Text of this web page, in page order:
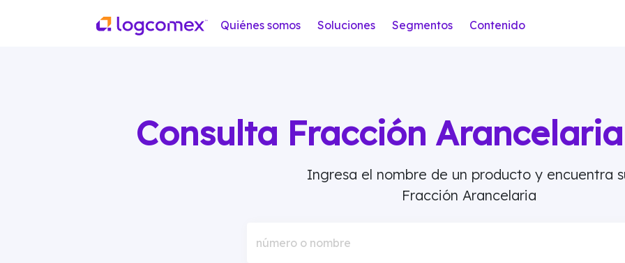
Quiénes somos Soluciones Segmentos Contenido
Consulta Fracción
Ingresa el nombre de un producto y encuentra
Fracción Arancelaria
número o nombre